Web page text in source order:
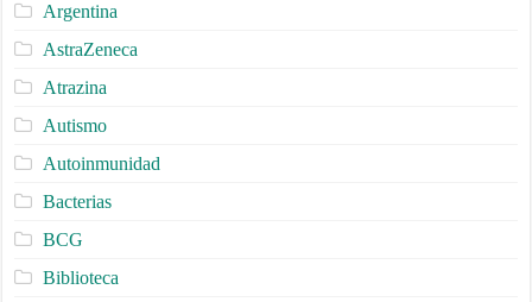
Argentina
AstraZeneca
Atrazina
Autismo
Autoinmunidad
Bacterias
BCG
Biblioteca